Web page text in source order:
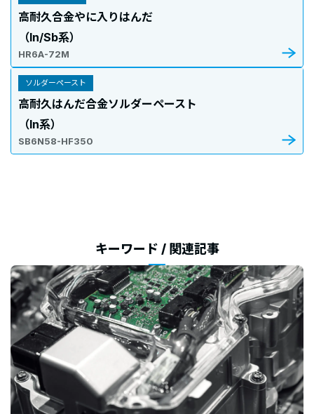
高耐久合金やに入りはんだ
（In/Sb系）
HR6A-72M
ソルダーペースト
高耐久はんだ合金ソルダーペースト
（In系）
SB6N58-HF350
キーワード / 関連記事